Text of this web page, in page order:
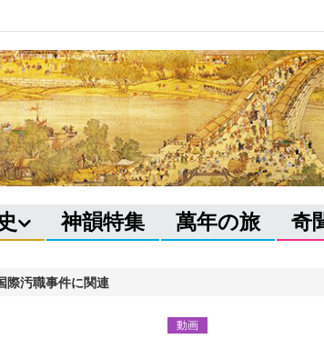
神韻特集 萬年の旅 奇
汚職事件に関連
動画